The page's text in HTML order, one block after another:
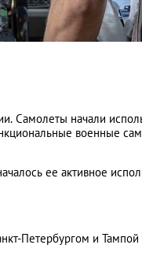
Самолеты начали
военные
ее активное
Петербургом и